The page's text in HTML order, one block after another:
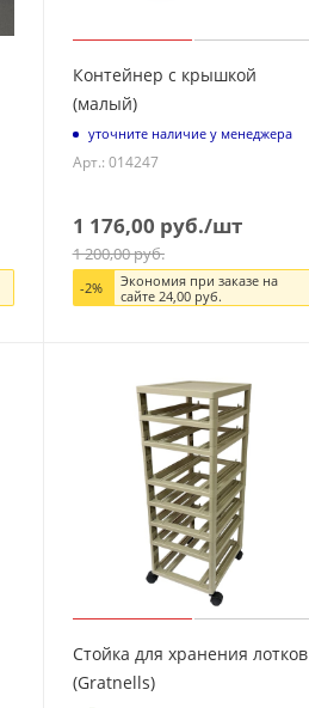
Контейнер с крышкой
(малый)
уточните наличие у менеджера
Арт.: 014247
1 176,00 руб./шт
1 200,00руб.
-2%
Экономия при заказе на
сайте 24,00руб.
Стойка для хранения лотков
(Gratnells)